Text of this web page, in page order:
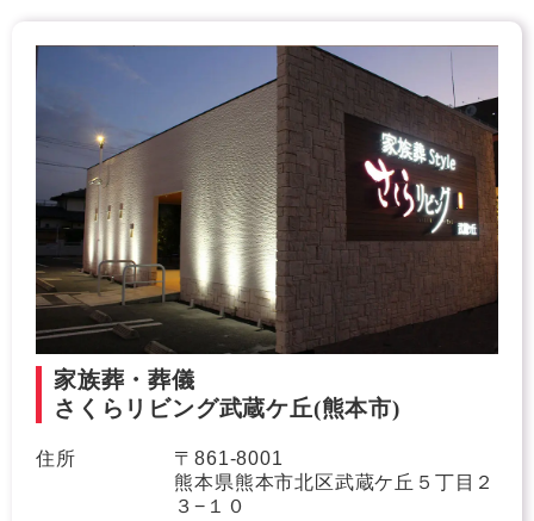
家族葬・葬儀
さくらリビング武蔵ケ丘(熊本市)
住所
〒861-8001
熊本県熊本市北区武蔵ケ丘５丁目２
３−１０